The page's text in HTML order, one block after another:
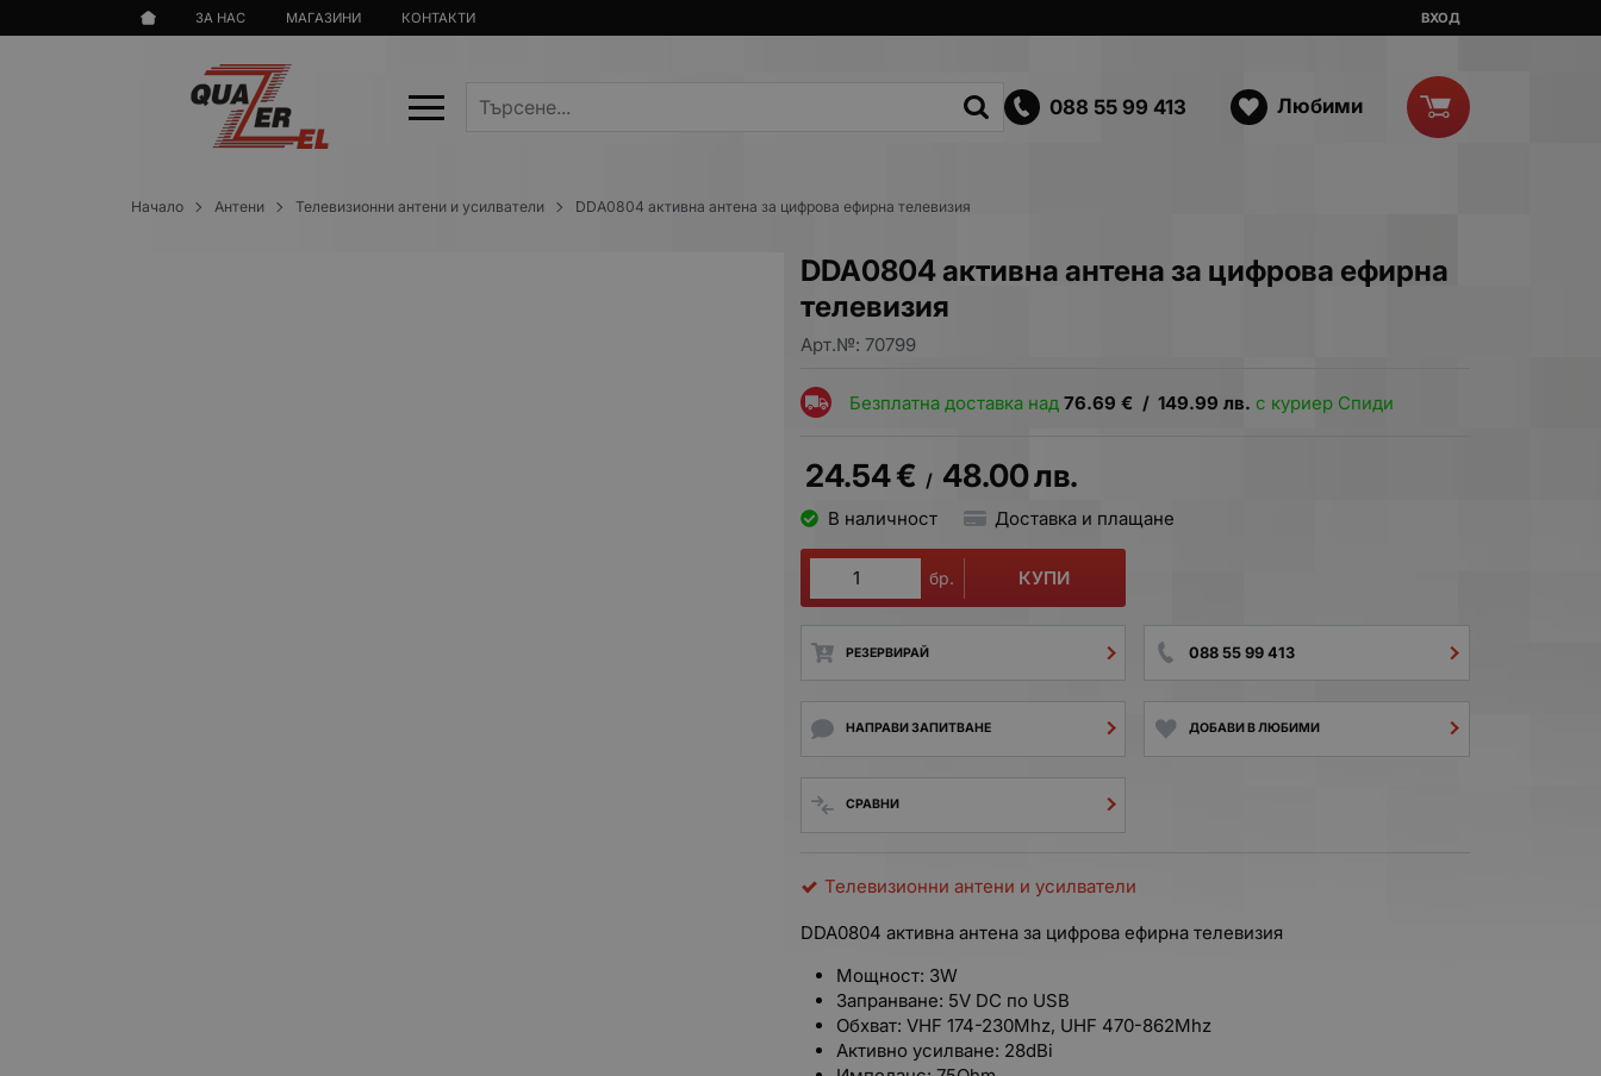
ЗА НАС МАГАЗИНИ КОНТАКТИ ВХОД
088 55 99 413 Любими
Начало Антени Телевизионни антени и усилватели DDA0804 активна антена за цифрова ефирна телевизия
DDA0804 активна антена за цифрова ефирна
телевизия
Арт.№: 70799
Безплатна доставка над76.69 € / 149.99 лв. с куриер Спиди
24.54€ / 48.00лв.
В наличност Доставка и плащане
бр. КУПИ
РЕЗЕРВИРАЙ 088 55 99 413
НАПРАВИ ЗАПИТВАНЕ ДОБАВИ В ЛЮБИМИ
СРАВНИ
Телевизионни антени и усилватели
DDA0804 активна антена за цифрова ефирна телевизия
Мощност: 3W
Запранване: 5V DC по USB
Обхват: VHF 174-230Mhz, UHF 470-862Mhz
Активно усилване: 28dBi